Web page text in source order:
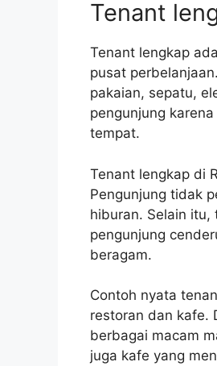
Tenant
Tenant lengkap
pusat
pakaian, sepatu,
pengunjung
tempat.
Tenant lengkap di
Pengunjung tidak
hiburan. Selain itu,
pengunjung
beragam.
Contoh nyata
restoran dan kafe.
berbagai macam
juga kafe yang